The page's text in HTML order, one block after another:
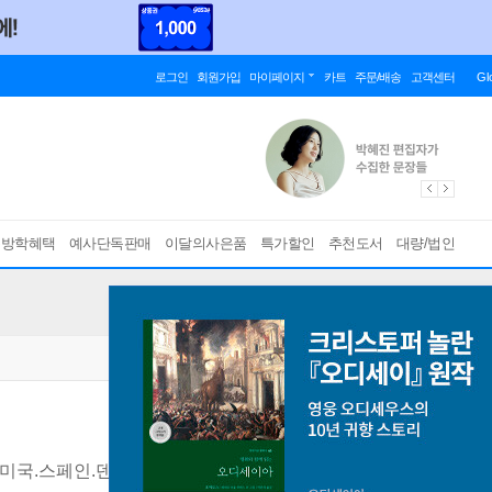
로그인 회원가입 마이페이지 카트 주문/배송 고객센터
학혜택 예사단독판매 이달의사은품 특가할인 추천도서 대량/법인
국.스페인.덴마크편